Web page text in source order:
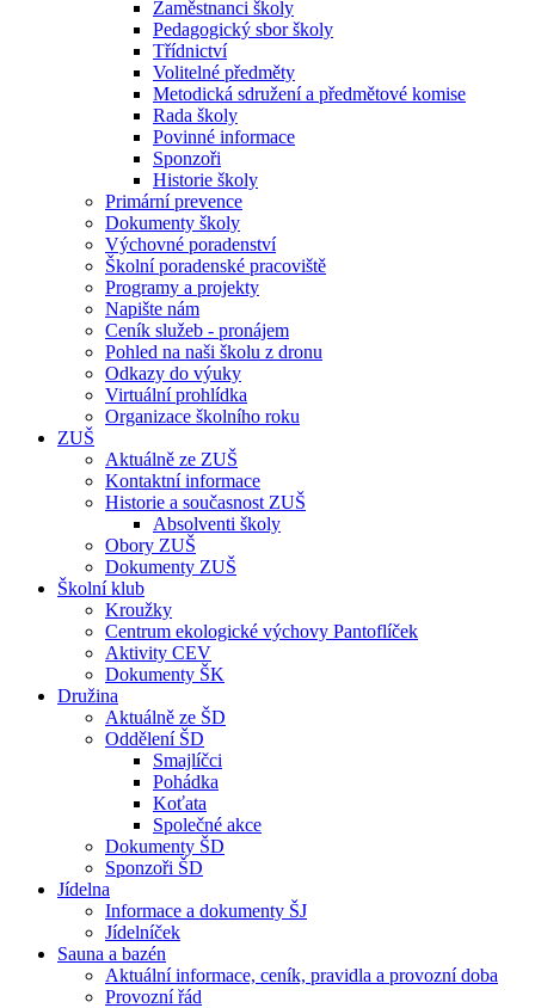
Zaměstnanci školy
Pedagogický sbor školy
Třídnictví
Volitelné předměty
Metodická sdružení a předmětové komise
Rada školy
Povinné informace
Sponzoři
Historie školy
Primární prevence
Dokumenty školy
Výchovné poradenství
Školní poradenské pracoviště
Programy a projekty
Napište nám
Ceník služeb - pronájem
Pohled na naši školu z dronu
Odkazy do výuky
Virtuální prohlídka
Organizace školního roku
ZUŠ
Aktuálně ze ZUŠ
Kontaktní informace
Historie a současnost ZUŠ
Absolventi školy
Obory ZUŠ
Dokumenty ZUŠ
Školní klub
Kroužky
Centrum ekologické výchovy Pantoflíček
Aktivity CEV
Dokumenty ŠK
Družina
Aktuálně ze ŠD
Oddělení ŠD
Smajlíčci
Pohádka
Koťata
Společné akce
Dokumenty ŠD
Sponzoři ŠD
Jídelna
Informace a dokumenty ŠJ
Jídelníček
Sauna a bazén
Aktuální informace, ceník, pravidla a provozní doba
Provozní řád